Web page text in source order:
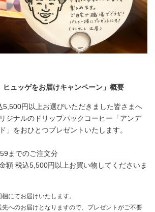
ュッゲをお届けキャンペーン」概要
5,500円以上お選びいただきました皆さまへ
ジナルのドリップパックコーヒー「アンデ
」をおひとつプレゼントいたします。
までのご注文分
額 税込5,500円以上お買い物してくださいま
にてお届けいたします。
先へのお届けとなりますので、プレゼントがご不要